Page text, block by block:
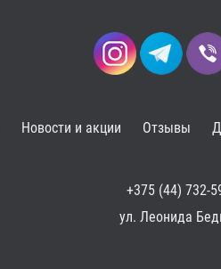
Новости и акции Отзывы
+375 (44) 732-
ул. Леонида